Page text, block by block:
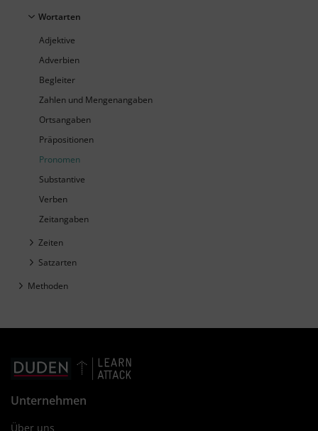
Wortarten
Adjektive
Adverbien
Begleiter
Zahlen und Mengenangaben
Ortsangaben
Präpositionen
Pronomen
Substantive
Verben
Zeitangaben
Zeiten
Satzarten
Methoden
Unternehmen
Über uns